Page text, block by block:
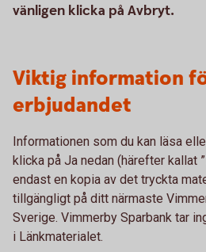
vänligen klicka på Avbryt.
Viktig information
erbjudandet
Informationen som du kan läsa
klicka på Ja nedan (härefter kallat
endast en kopia av det tryckta
tillgängligt på ditt närmaste
Sverige. Vimmerby Sparbank tar
i Länkmaterialet.